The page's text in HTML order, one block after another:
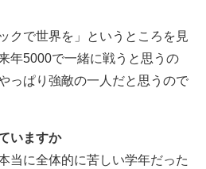
クで世界を」というところを見
年5000で一緒に戦うと思うの
っぱり強敵の一人だと思うので
いますか
当に全体的に苦しい学年だった